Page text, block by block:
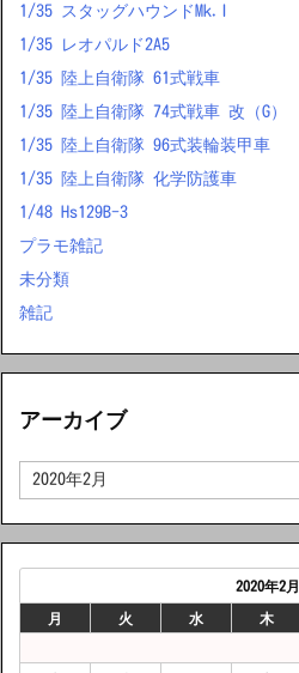
1/35 スタッグハウンドMk.I
1/35 レオパルド2A5
1/35 陸上自衛隊 61式戦車
1/35 陸上自衛隊 74式戦車 改（G）
1/35 陸上自衛隊 96式装輪装甲車
1/35 陸上自衛隊 化学防護車
1/48 Hs129B-3
プラモ雑記
未分類
雑記
アーカイブ
ア
2020年2月
月 火 水 木